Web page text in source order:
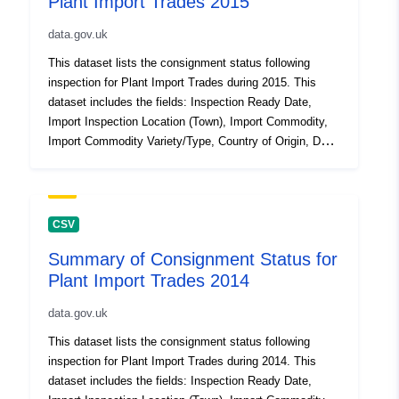
data.gov.uk
This dataset lists the consignment status following
inspection for Plant Import Trades during 2015. This
dataset includes the fields: Inspection Ready Date,
Import Inspection Location (Town), Import Commodity,
Import Commodity Variety/Type, Country of Origin, Doc
©Crown Copyright, APHA 2016
CSV
Summary of Consignment Status for
Plant Import Trades 2014
data.gov.uk
This dataset lists the consignment status following
inspection for Plant Import Trades during 2014. This
dataset includes the fields: Inspection Ready Date,